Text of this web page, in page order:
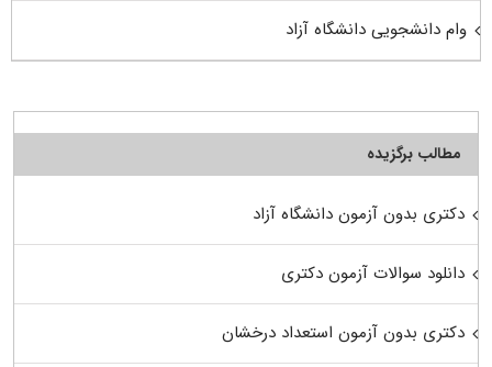
وام دانشجویی دانشگاه آزاد
مطالب برگزیده
دکتری بدون آزمون دانشگاه آزاد
دانلود سوالات آزمون دکتری
دکتری بدون آزمون استعداد درخشان